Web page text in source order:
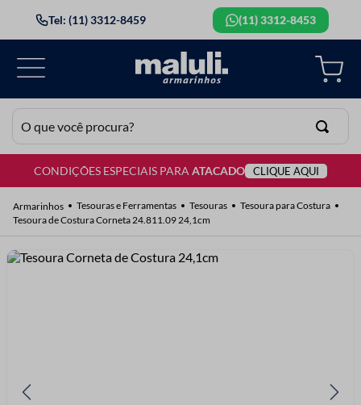
Tel: (11) 3312-8459 (11) 3312-8453
O que você procura?
CONDIÇÕES ESPECIAIS PARAATACADO CLIQUE AQUI
Tesouras e Ferramentas Tesouras
Tesoura para Costura
Tesoura de Costura Corneta 24.811.09 24,1cm
TERMOS MAIS BUSCADOS
2º
barbante
3º
botão
8º